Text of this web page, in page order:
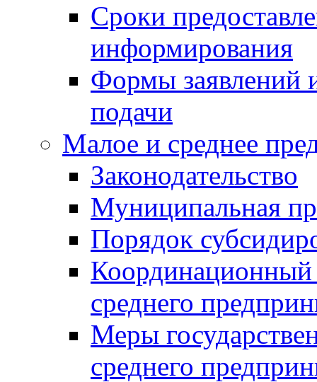
Сроки
информирования
Формы заявлений
подачи
Малое и среднее
Законодательство
Муниципальная
Порядок
Координационный
среднего
Меры
среднего